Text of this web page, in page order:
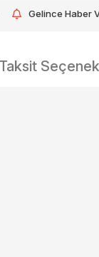
Gelince Haber
Taksit